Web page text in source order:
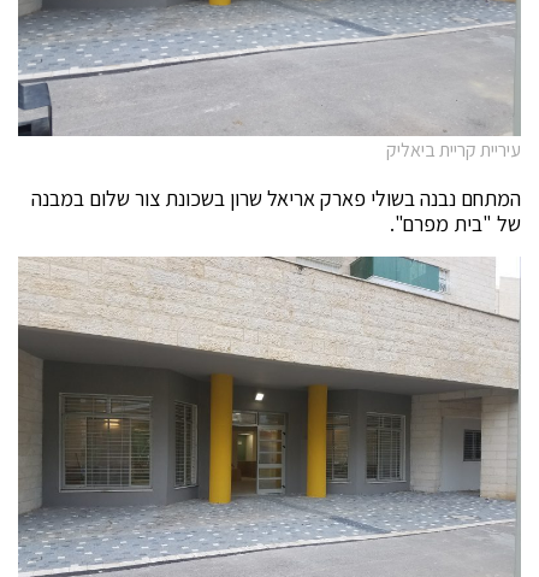
עיריית קריית ביאליק
המתחם נבנה בשולי פארק אריאל שרון בשכונת צור שלום במבנה
של "בית מפרם".